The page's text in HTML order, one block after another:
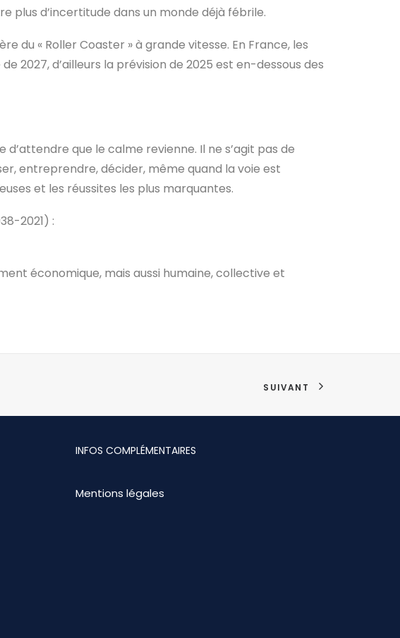
plus d’incertitude dans un monde déjà fébrile.
du « Roller Coaster » à grande vitesse. En France, les
2027, d’ailleurs la prévision de 2025 est en-dessous des
que le calme revienne. Il ne s’agit pas de
entreprendre, décider, même quand la voie est
et les réussites les plus marquantes.
2021) :
économique, mais aussi humaine, collective et
SUIVANT
INFOS COMPLÉMENTAIRES
Mentions légales